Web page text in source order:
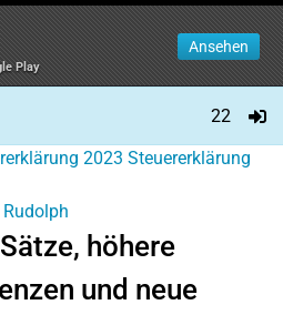
Play
Ansehen
22
2023 Steuererklärung
höhere
und neue